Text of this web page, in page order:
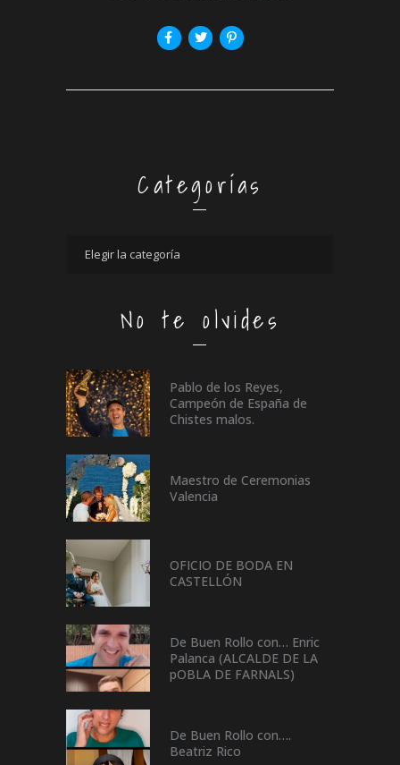
Categorías
No te olvides
Pablo de los Reyes,
Campeón de España de
Chistes malos.
Maestro de Ceremonias
Valencia
OFICIO DE BODA EN
CASTELLÓN
De Buen Rollo con… Enric
Palanca (ALCALDE DE LA
pOBLA DE FARNALS)
De Buen Rollo con….
Beatriz Rico